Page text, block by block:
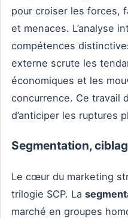
pour croiser les forces,
et menaces. L’analyse
compétences
externe scrute les
économiques et les
concurrence. Ce travail
d’anticiper les ruptures
Segmentation,
Le cœur du marketing
trilogie SCP. La
marché en groupes